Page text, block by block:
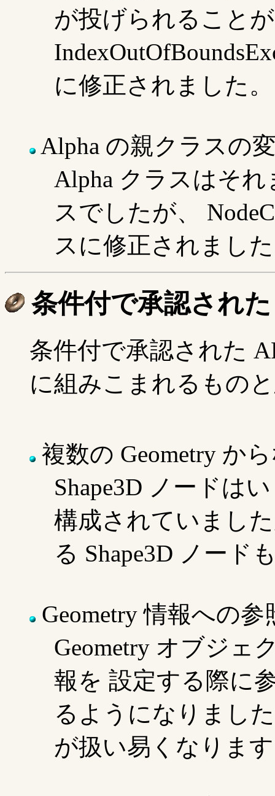
が投げられること
に修正されました。
Alpha の親クラスの
Alpha クラスはそ
スでしたが、
スに修正されまし
条件付で承認され
条件付で承認された
に組みこまれるもの
複数の Geometry か
Shape3D ノードは
構成されていまし
る Shape3D ノード
Geometry 情報への参
Geometry オブジェ
報を 設定する際に
るようになりまし
が扱い易くなりま